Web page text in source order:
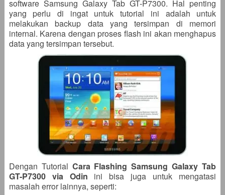
software Samsung Galaxy Tab GT-P7300. Hal penting
yang perlu di ingat untuk tutorial ini adalah untuk
melakukan backup data yang tersimpan di memori
internal. Karena dengan proses flash ini akan menghapus
data yang tersimpan tersebut.
Dengan Tutorial Cara Flashing Samsung Galaxy Tab
GT-P7300 via Odin ini bisa juga untuk mengatasi
masalah error lainnya, seperti: